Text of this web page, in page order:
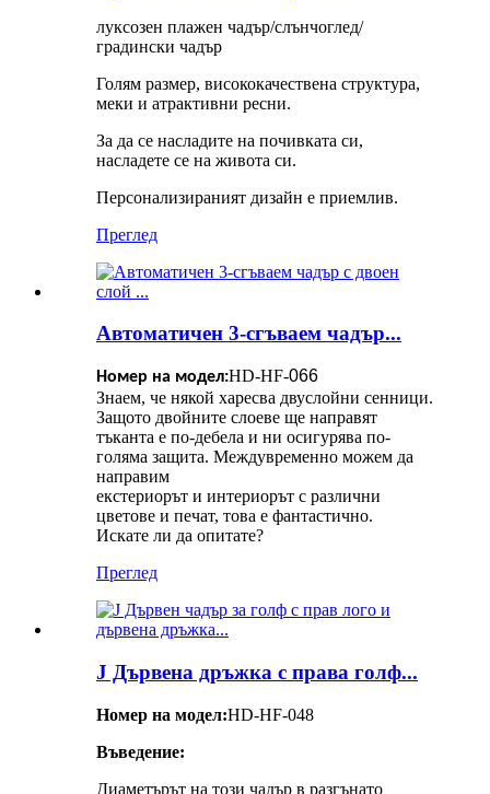
луксозен плажен чадър/слънчоглед/
градински чадър
Голям размер, висококачествена структура,
меки и атрактивни ресни.
За да се насладите на почивката си,
насладете се на живота си.
Персонализираният дизайн е приемлив.
Преглед
Автоматичен 3-сгъваем чадър...
Номер на модел:HD-HF-066
Знаем, че някой харесва двуслойни сенници.
Защото двойните слоеве ще направят
тъканта е по-дебела и ни осигурява по-
голяма защита. Междувременно можем да
направим
екстериорът и интериорът с различни
цветове и печат, това е фантастично.
Искате ли да опитате?
Преглед
J Дървена дръжка с права голф...
Номер на модел:HD-HF-048
Въведение:
Диаметърът на този чадър в разгънато